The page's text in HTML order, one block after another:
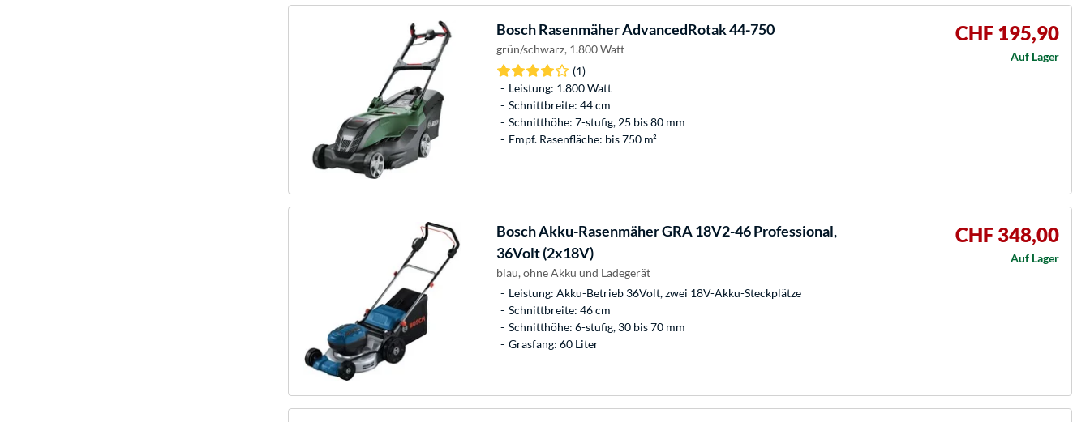
BoschRasenmäher AdvancedRotak 44-750
grün/schwarz, 1.800 Watt
(1)
Leistung: 1.800 Watt
Schnittbreite: 44 cm
Schnitthöhe: 7-stufig, 25 bis 80 mm
Empf. Rasenfläche: bis 750 m²
CHF 195,90
Auf Lager
BoschAkku-Rasenmäher GRA 18V2-46 Professional,
36Volt (2x18V)
blau, ohne Akku und Ladegerät
Leistung: Akku-Betrieb 36Volt, zwei 18V-Akku-Steckplätze
Schnittbreite: 46 cm
Schnitthöhe: 6-stufig, 30 bis 70 mm
Grasfang: 60 Liter
CHF 348,00
Auf Lager